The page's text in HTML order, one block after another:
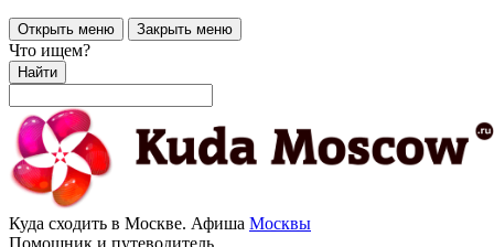
Открыть меню Закрыть меню
Что ищем?
Найти
Куда сходить в Москве. Афиша Москвы
Помощник и путеводитель